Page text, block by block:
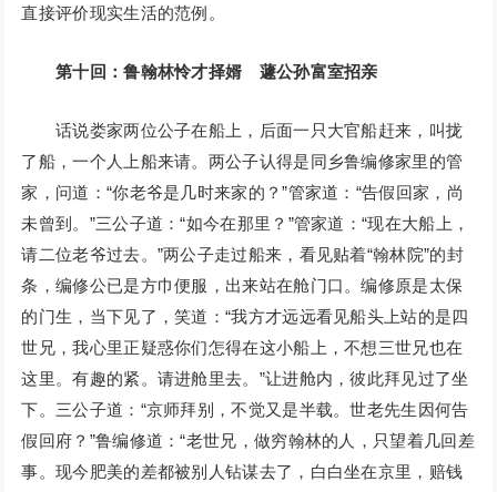
直接评价现实生活的范例。
第十回：鲁翰林怜才择婿 蘧公孙富室招亲
话说娄家两位公子在船上，后面一只大官船赶来，叫拢
了船，一个人上船来请。两公子认得是同乡鲁编修家里的管
家，问道：“你老爷是几时来家的？”管家道：“告假回家，尚
未曾到。”三公子道：“如今在那里？”管家道：“现在大船上，
请二位老爷过去。”两公子走过船来，看见贴着“翰林院”的封
条，编修公已是方巾便服，出来站在舱门口。编修原是太保
的门生，当下见了，笑道：“我方才远远看见船头上站的是四
世兄，我心里正疑惑你们怎得在这小船上，不想三世兄也在
这里。有趣的紧。请进舱里去。”让进舱内，彼此拜见过了坐
下。三公子道：“京师拜别，不觉又是半载。世老先生因何告
假回府？”鲁编修道：“老世兄，做穷翰林的人，只望着几回差
事。现今肥美的差都被别人钻谋去了，白白坐在京里，赔钱